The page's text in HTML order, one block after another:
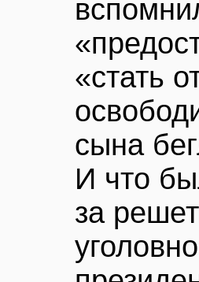
«стать
сына
И что
за